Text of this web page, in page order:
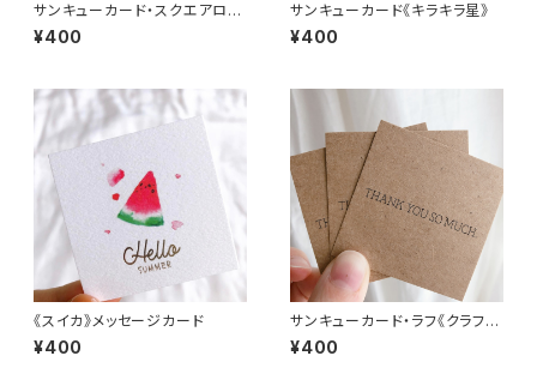
サンキューカード・スクエアロゴ
《ダスティーブルー》
¥400
サンキューカード《キラキラ星》
¥400
《スイカ》メッセージカード
¥400
サンキューカード・ラフ《クラフ
ト》
¥400